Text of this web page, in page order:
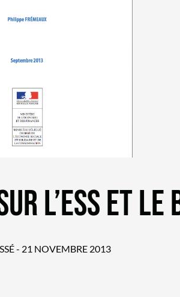
L’ESS ET
- 21 NOVEMBRE 2013